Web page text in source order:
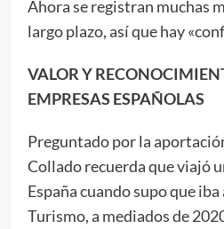
Ahora se registran muchas
largo plazo, así que hay
VALOR Y
EMPRESAS ESPAÑOLAS
Preguntado por la
Collado recuerda que viajó
España cuando supo que
Turismo, a mediados de